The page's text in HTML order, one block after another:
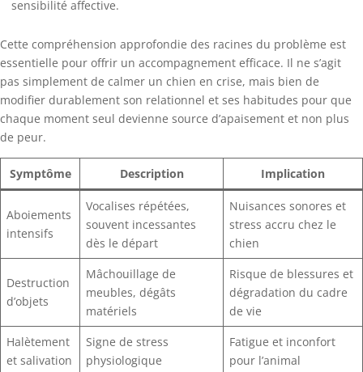
sensibilité affective.
Cette compréhension approfondie des racines du problème est
essentielle pour offrir un accompagnement efficace. Il ne s’agit
pas simplement de calmer un chien en crise, mais bien de
modifier durablement son relationnel et ses habitudes pour que
chaque moment seul devienne source d’apaisement et non plus
de peur.
Symptôme Description Implication
Aboiements
intensifs
Vocalises répétées,
souvent incessantes
dès le départ
Nuisances sonores et
stress accru chez le
chien
Destruction
d’objets
Mâchouillage de
meubles, dégâts
matériels
Risque de blessures et
dégradation du cadre
de vie
Halètement
et salivation
Signe de stress
physiologique
Fatigue et inconfort
pour l’animal